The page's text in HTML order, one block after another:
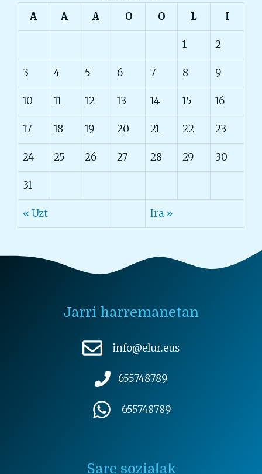
A
A A O O L I
1 2
3 4 5 6 7 8 9
10 11 12 13 14 15 16
17 18 19 20 21 22 23
24 25 26 27 28 29 30
31
« Uzt Ira »
Jarri harremanetan
info@elur.eus
655748789
655748789
Sare sozialak